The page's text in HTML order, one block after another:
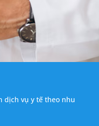
dịch vụ y tế theo nhu